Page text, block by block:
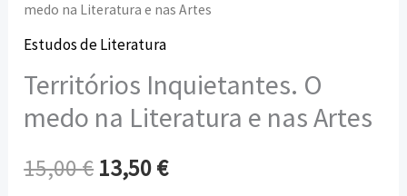
medo na Literatura e nas Artes
Estudos de Literatura
Territórios Inquietantes. O
medo na Literatura e nas Artes
15,00€ 13,50€